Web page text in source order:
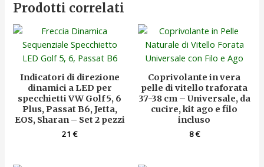
Prodotti correlati
Indicatori di direzione
dinamici a LED per
specchietti VW Golf 5, 6
Plus, Passat B6, Jetta,
EOS, Sharan – Set 2 pezzi
21€
Coprivolante in vera
pelle di vitello traforata
37-38 cm – Universale, da
cucire, kit ago e filo
incluso
8€